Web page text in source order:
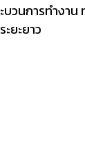
วนการทำ
ยะยาว